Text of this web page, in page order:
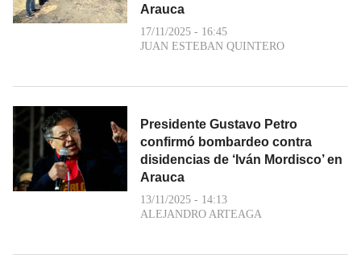
Arauca
17/11/2025 - 16:45
JUAN ESTEBAN QUINTERO
Presidente Gustavo Petro
confirmó bombardeo contra
disidencias de ‘Iván Mordisco’ en
Arauca
13/11/2025 - 14:13
ALEJANDRO ARTEAGA